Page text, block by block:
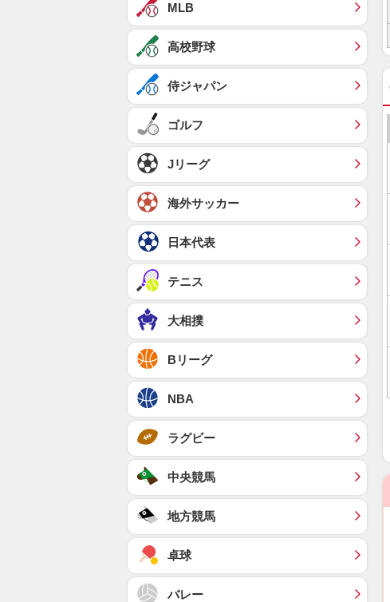
MLB
高校野球
侍ジャパン
ゴルフ
Jリーグ
海外サッカー
日本代表
テニス
大相撲
Bリーグ
NBA
ラグビー
中央競馬
地方競馬
卓球
バレー